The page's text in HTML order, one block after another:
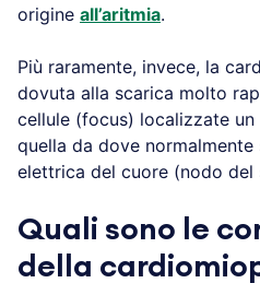
origine all’aritmia.
Più raramente, invece, la
dovuta alla scarica molto
cellule (focus) localizzate un
quella da dove normalmente
elettrica del cuore (nodo del
Quali sono le
della